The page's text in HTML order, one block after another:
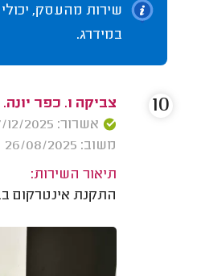
שירות מהעסק,
במידרג.
צביקה ו. כפר יונה.
אשרור: 07/12/2025
משוב: 26/08/2025
תיאור השירות:
התקנת אינטרקום
10